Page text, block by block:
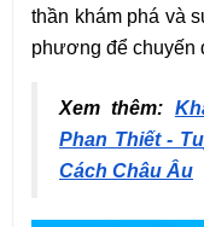
thần khám phá và
phương để chuyến
Xem thêm:
Phan Thiết -
Cách Châu Âu